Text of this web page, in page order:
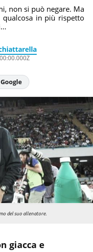
México
Argentina
Termini
Chi siamo
non si può negare. Ma
in più rispetto
del suo allenatore.
giacca e